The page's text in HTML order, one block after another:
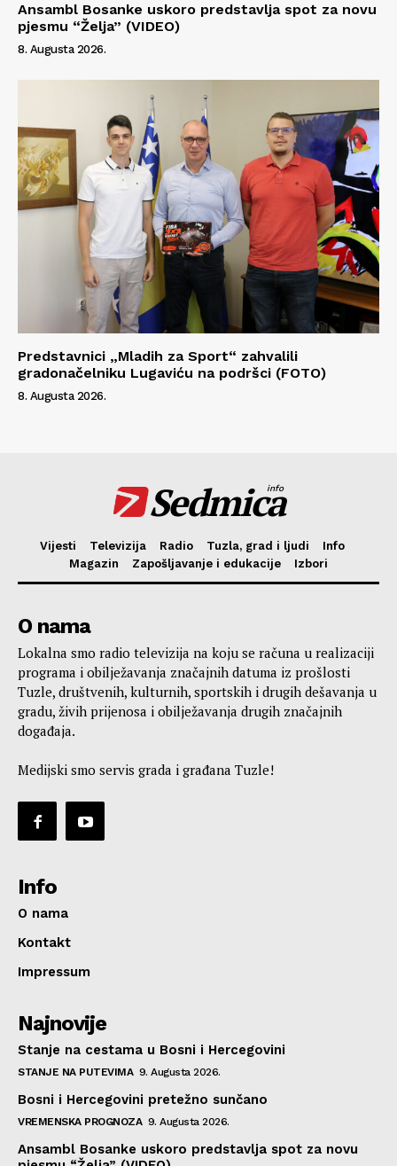
Ansambl Bosanke uskoro predstavlja spot za novu
pjesmu “Želja” (VIDEO)
8. Augusta 2026.
Predstavnici „Mladih za Sport“ zahvalili
gradonačelniku Lugaviću na podršci (FOTO)
8. Augusta 2026.
Sedmica
info
Vijesti Televizija Radio Tuzla, grad i ljudi
Info
Magazin
Zapošljavanje i edukacije Izbori
O nama
Lokalna smo radio televizija na koju se računa u realizaciji
programa i obilježavanja značajnih datuma iz prošlosti
Tuzle, društvenih, kulturnih, sportskih i drugih dešavanja u
gradu, živih prijenosa i obilježavanja drugih značajnih
događaja.
Medijski smo servis grada i građana Tuzle!
Info
O nama
Kontakt
Impressum
Najnovije
Stanje na cestama u Bosni i Hercegovini
STANJE NA PUTEVIMA 9. Augusta 2026.
Bosni i Hercegovini pretežno sunčano
VREMENSKA PROGNOZA 9. Augusta 2026.
Ansambl Bosanke uskoro predstavlja spot za novu